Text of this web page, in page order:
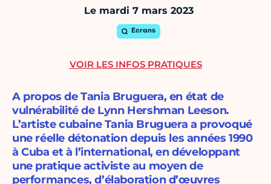
Le mardi 7 mars 2023
Ecrans
A propos de Tania Bruguera, en état de
vulnérabilité de Lynn Hershman Leeson.
L’artiste cubaine Tania Bruguera a provoqué
une réelle détonation depuis les années 1990
à Cuba et à l’international, en développant
une pratique activiste au moyen de
performances, d’élaboration d’œuvres
VOIR LES INFOS PRATIQUES